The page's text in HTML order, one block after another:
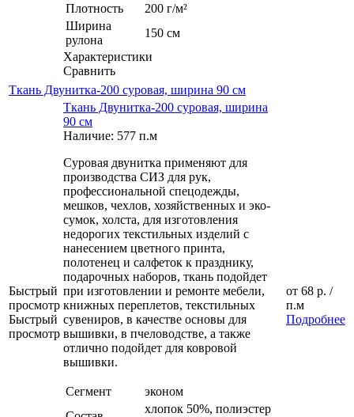
Плотность
200 г/м²
Ширина
рулона
150 см
Характеристики
Сравнить
Ткань Двунитка-200 суровая, ширина 90 см
Быстрый
просмотр
Быстрый
просмотр
Ткань Двунитка-200 суровая, ширина
90 см
Наличие: 577 п.м
Суровая двунитка применяют для
производства СИЗ для рук,
профессиональной спецодежды,
мешков, чехлов, хозяйственных и эко-
сумок, холста, для изготовления
недорогих текстильных изделий с
нанесением цветного принта,
полотенец и салфеток к празднику,
подарочных наборов, ткань подойдет
при изготовлении и ремонте мебели,
книжных переплетов, текстильных
сувениров, в качестве основы для
вышивки, в пчеловодстве, а также
отлично подойдет для ковровой
вышивки.
Сегмент
эконом
хлопок 50%, полиэстер
от 68 р. /
п.м
Подробнее